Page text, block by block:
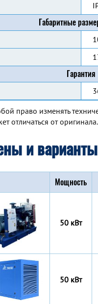
Габаритные
Гарантия
право изменять
отличаться от оригинала.
и
Мощность
50 кВт
50 кВт